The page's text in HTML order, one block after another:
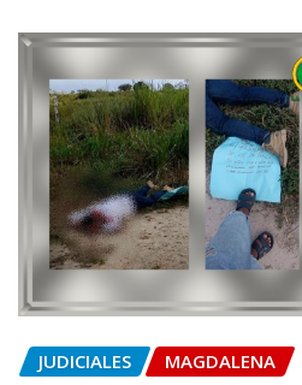
JUDICIALES MAGDALENA